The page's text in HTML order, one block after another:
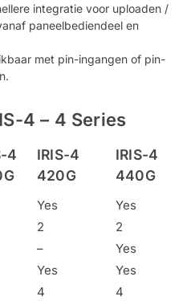
integratie voor uploaden /
paneelbediendeel en
met pin-ingangen of pin-
4 – 4 Series
4
IRIS-4
420G
IRIS-4
440G
Yes
Yes
2
2
–
Yes
Yes
Yes
4 4